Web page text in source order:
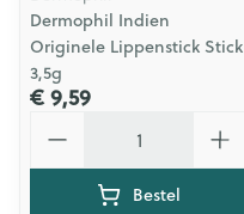
Dermophil Indien
Originele Lippenstick Stick
3,5g
€ 9,59
Bestel